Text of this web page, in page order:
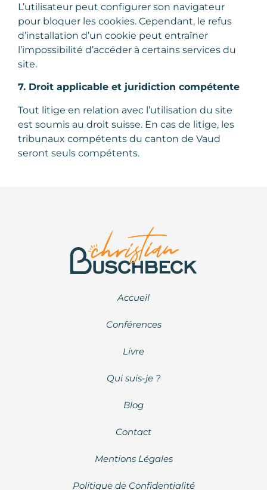
L’utilisateur peut configurer son navigateur
pour bloquer les cookies. Cependant, le refus
d’installation d’un cookie peut entraîner
l’impossibilité d’accéder à certains services du
site.
7. Droit applicable et juridiction compétente
Tout litige en relation avec l’utilisation du site
est soumis au droit suisse. En cas de litige, les
tribunaux compétents du canton de Vaud
seront seuls compétents.
Accueil
Conférences
Livre
Qui suis-je ?
Blog
Contact
Mentions Légales
Politique de Confidentialité